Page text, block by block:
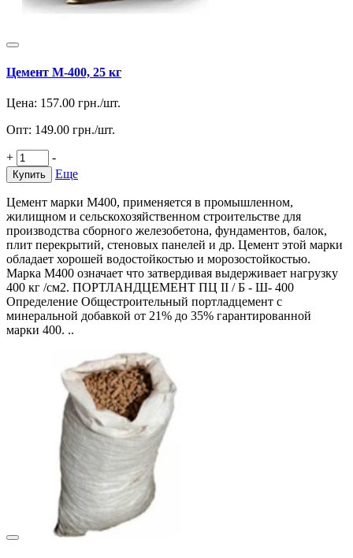
Цемент М-400, 25 кг
Цена: 157.00 грн./шт.
Опт: 149.00 грн./шт.
+ -
Купить Еще
Цемент марки М400, применяется в промышленном,
жилищном и сельскохозяйственном строительстве для
производства сборного железобетона, фундаментов, балок,
плит перекрытий, стеновых панелей и др. Цемент этой марки
обладает хорошей водостойкостью и морозостойкостью.
Марка M400 означает что затвердивая выдерживает нагрузку
400 кг /см2. ПОРТЛАНДЦЕМЕНТ ПЦ II / Б - Ш- 400
Определение Общестроительный портладцемент с
минеральной добавкой от 21% до 35% гарантированной
марки 400. ..